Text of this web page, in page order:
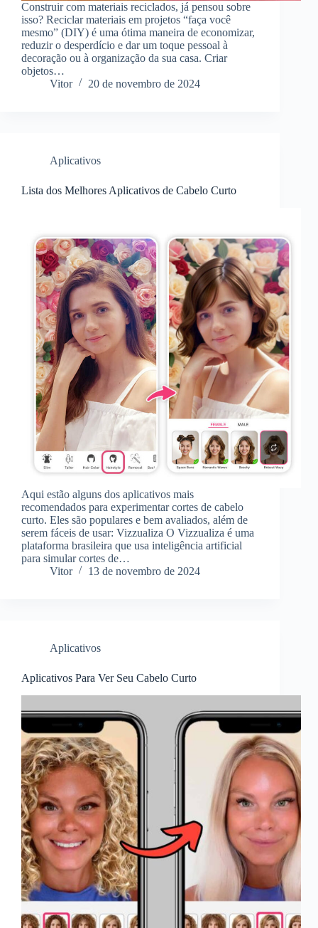
Construir com materiais reciclados, já pensou sobre
isso? Reciclar materiais em projetos “faça você
mesmo” (DIY) é uma ótima maneira de economizar,
reduzir o desperdício e dar um toque pessoal à
decoração ou à organização da sua casa. Criar
objetos…
Vitor
20 de novembro de 2024
Aplicativos
Lista dos Melhores Aplicativos de Cabelo Curto
Aqui estão alguns dos aplicativos mais
recomendados para experimentar cortes de cabelo
curto. Eles são populares e bem avaliados, além de
serem fáceis de usar: Vizzualiza O Vizzualiza é uma
plataforma brasileira que usa inteligência artificial
para simular cortes de…
Vitor
13 de novembro de 2024
Aplicativos
Aplicativos Para Ver Seu Cabelo Curto